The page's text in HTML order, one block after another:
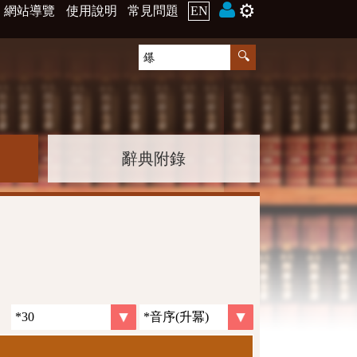
網站導覽 使用說明 常見問題 EN ⚙️
辭典附錄